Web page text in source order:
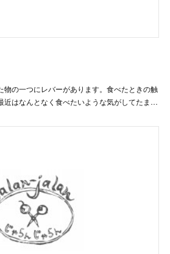
物の一つにレバーがあります。食べたときの触
近はなんとなく食べたいような気がしてたま…